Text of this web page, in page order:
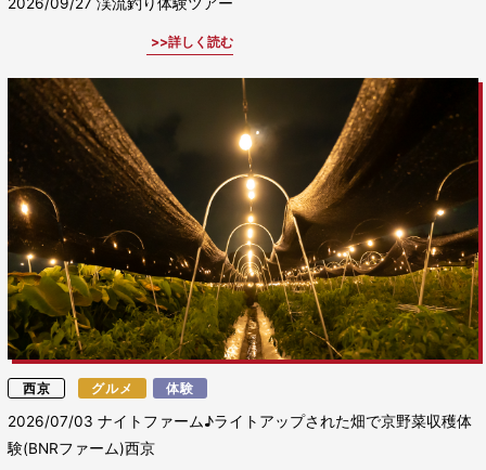
詳しく読む
西京 グルメ 体験
2026/07/03ナイトファーム♪ライトアップされた畑で京野菜収穫体
験(BNRファーム)西京